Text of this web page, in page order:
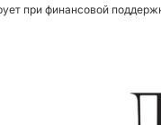
при финансовой